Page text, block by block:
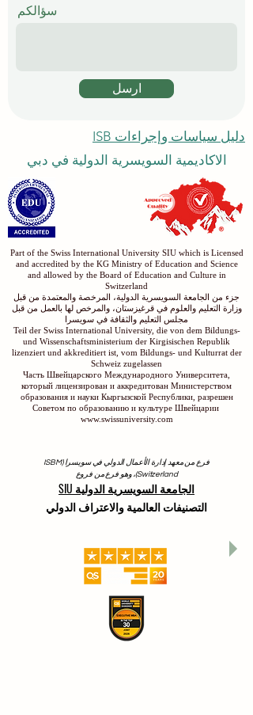
سؤالكم
ارسل
دليل سياسات وإجراءات ISB
الاكاديمية السويسرية الدولية في دبي
Part of the Swiss International University SIU which is Licensed
and accredited by the KG Ministry of Education and Science
and allowed by the Board of Education and Culture in
Switzerland
جزء من الجامعة السويسرية الدولية، المرخصة والمعتمدة من قبل
وزارة التعليم والعلوم في قرغيزستان، والمرخص لها بالعمل من قبل
مجلس التعليم والثقافة في سويسرا
Teil der Swiss International University, die von dem Bildungs-
und Wissenschaftsministerium der Kirgisischen Republik
lizenziert und akkreditiert ist, vom Bildungs- und Kulturrat der
Schweiz zugelassen
Часть Швейцарского Международного Университета,
который лицензирован и аккредитован Министерством
образования и науки Кыргызской Республики, разрешен
Советом по образованию и культуре Швейцарии
www.swissuniversity.com
فرع من معهد إدارة الأعمال الدولي في سويسرا (ISBM
Switzerland)، وهو فرع من فروع
الجامعة السويسرية الدولية SIU
التصنيفات العالمية والاعتراف الدولي